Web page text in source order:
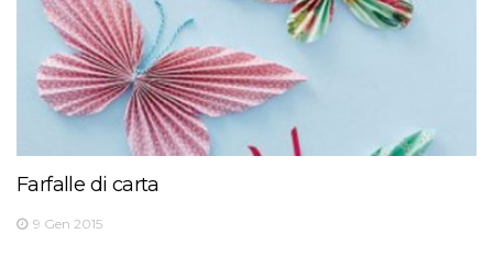
Farfalle di carta
9 Gen 2015